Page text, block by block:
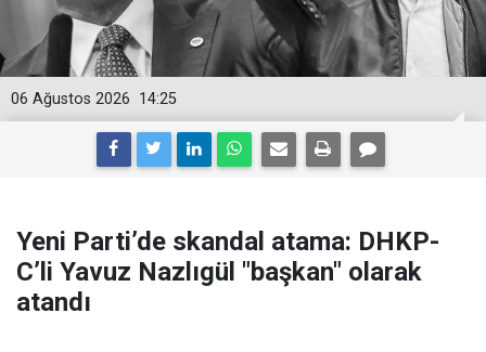
14:25
06 Ağustos 2026
Yeni Parti’de skandal atama: DHKP-
C’li Yavuz Nazlıgül "başkan" olarak
atandı